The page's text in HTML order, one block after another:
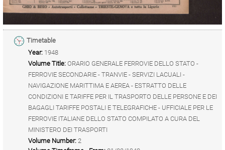
Timetable
Year: 1948
Volume Title: ORARIO GENERALE FERROVIE DELLO STATO -
FERROVIE SECONDARIE - TRANVIE - SERVIZI LACUALI -
NAVIGAZIONE MARITTIMA E AEREA - ESTRATTO DELLE
CONDIZIONI E TARIFFE PER IL TRASPORTO DELLE PERSONE E DEI
BAGAGLI TARIFFE POSTALI E TELEGRAFICHE - UFFICIALE PER LE
FERROVIE ITALIANE DELLO STATO COMPILATO A CURA DEL
MINISTERO DEI TRASPORTI
Volume Number: 2